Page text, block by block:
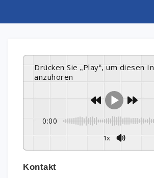
Drücken Sie „Play“, um diesen Inhalt
anzuhören
0:00
1x
Kontakt